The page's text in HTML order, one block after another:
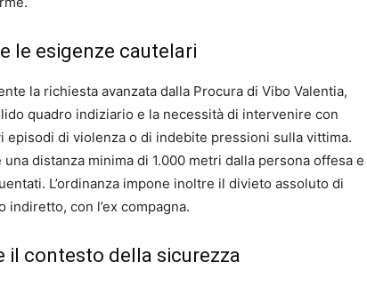
le esigenze cautelari
la richiesta avanzata dalla Procura di Vibo Valentia,
quadro indiziario e la necessità di intervenire con
di violenza o di indebite pressioni sulla vittima.
una distanza minima di 1.000 metri dalla persona offesa e
L’ordinanza impone inoltre il divieto assoluto di
con l’ex compagna.
contesto della sicurezza